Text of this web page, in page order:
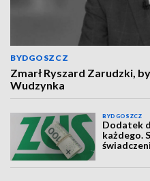
BYDGOSZCZ
Zmarł Ryszard Zarudzki,
Wudzynka
BYDGOSZCZ
Dodatek
każdego.